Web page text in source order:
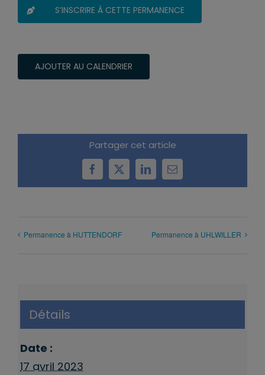
S’INSCRIRE À CETTE PERMANENCE
AJOUTER AU CALENDRIER
Partager cet article
Facebook
X LinkedInEmail
Permanence à HUTTENDORF Permanence à UHLWILLER
Détails
Date :
17 avril 2023